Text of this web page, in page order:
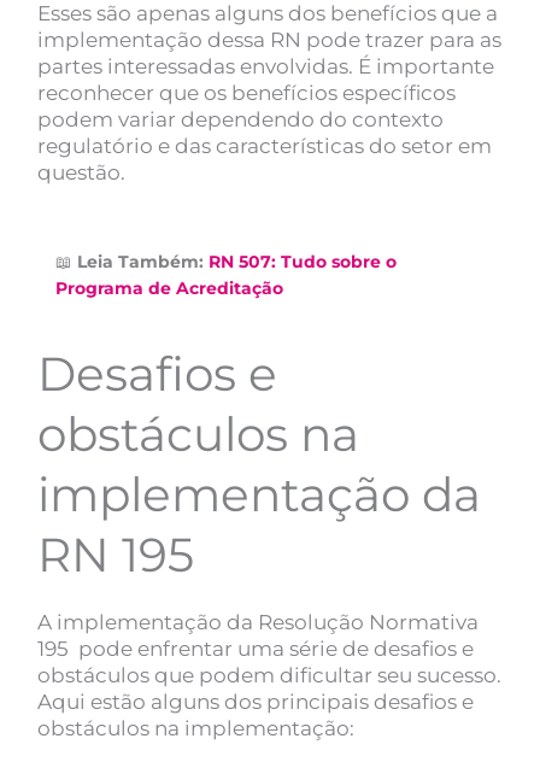
Esses são apenas alguns dos benefícios que a
implementação dessa RN pode trazer para as
partes interessadas envolvidas. É importante
reconhecer que os benefícios específicos
podem variar dependendo do contexto
regulatório e das características do setor em
questão.
📖 Leia Também: RN 507: Tudo sobre o
Programa de Acreditação
Desafios e
obstáculos na
implementação da
RN 195
A implementação da Resolução Normativa
195 pode enfrentar uma série de desafios e
obstáculos que podem dificultar seu sucesso.
Aqui estão alguns dos principais desafios e
obstáculos na implementação: